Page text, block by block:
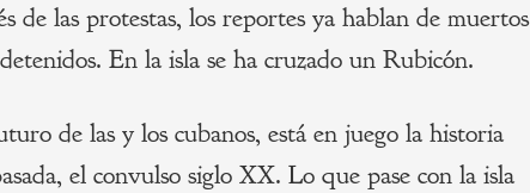
de las protestas, los reportes ya hablan de muertos
En la isla se ha cruzado un Rubicón.
de las y los cubanos, está en juego la historia
el convulso siglo XX. Lo que pase con la isla